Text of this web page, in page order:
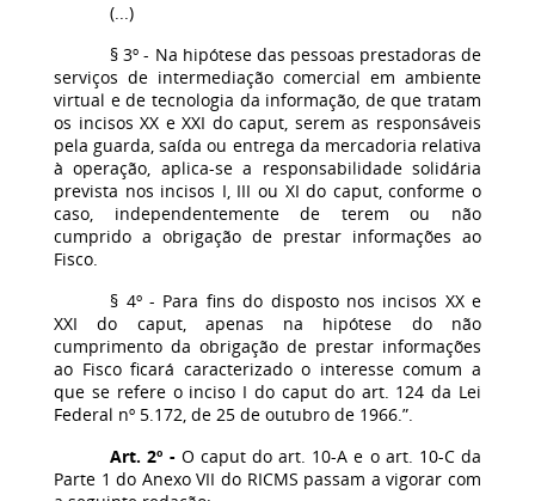
(...)
§ 3º - Na hipótese das pessoas prestadoras de
serviços de intermediação comercial em ambiente
virtual e de tecnologia da informação, de que tratam
os incisos XX e XXI do caput, serem as responsáveis
pela guarda, saída ou entrega da mercadoria relativa
à operação, aplica-se a responsabilidade solidária
prevista nos incisos I, III ou XI do caput, conforme o
caso, independentemente de terem ou não
cumprido a obrigação de prestar informações ao
Fisco.
§ 4º - Para fins do disposto nos incisos XX e
XXI do caput, apenas na hipótese do não
cumprimento da obrigação de prestar informações
ao Fisco ficará caracterizado o interesse comum a
que se refere o inciso I do caput do art. 124 da Lei
Federal nº 5.172, de 25 de outubro de 1966.”.
Art. 2º -O caput do art. 10-A e o art. 10-C da
Parte 1 do Anexo VII do RICMS passam a vigorar com